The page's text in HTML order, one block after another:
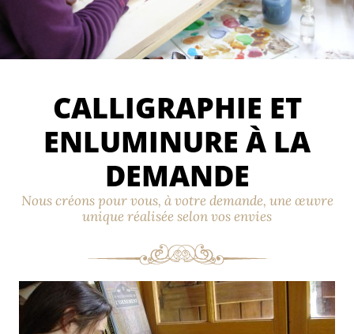
CALLIGRAPHIE ET
ENLUMINURE À LA
DEMANDE
Nous créons pour vous, à votre demande, une œuvre
unique réalisée selon vos envies